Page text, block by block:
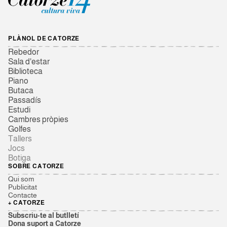
PLÀNOL DE CATORZE
Rebedor
Sala d'estar
Biblioteca
Piano
Butaca
Passadís
Estudi
Cambres pròpies
Golfes
Tallers
Jocs
Botiga
SOBRE CATORZE
Qui som
Publicitat
Contacte
+ CATORZE
Subscriu-te al butlletí
Dona suport a Catorze